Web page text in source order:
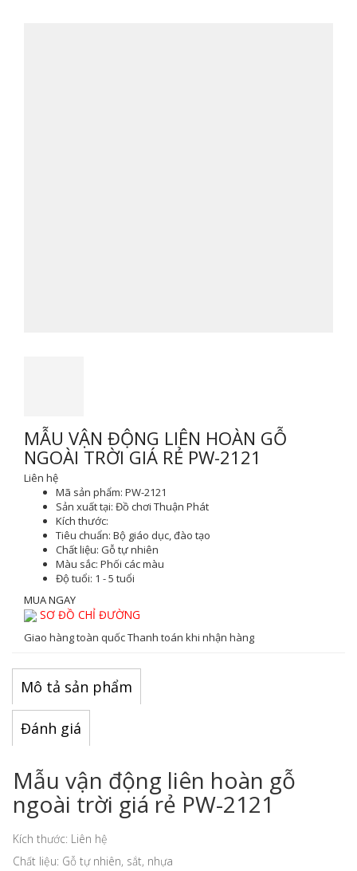
MẪU VẬN ĐỘNG LIÊN HOÀN GỖ
NGOÀI TRỜI GIÁ RẺ PW-2121
Liên hệ
Mã sản phẩm: PW-2121
Sản xuất tại: Đồ chơi Thuận Phát
Kích thước:
Tiêu chuẩn: Bộ giáo dục, đào tạo
Chất liệu: Gỗ tự nhiên
Màu sắc: Phối các màu
Độ tuổi: 1 - 5 tuổi
MUA NGAY
SƠ ĐỒ CHỈ ĐƯỜNG
Giao hàng toàn quốcThanh toán khi nhận hàng
Mô tả sản phẩm
Đánh giá
Mẫu vận động liên hoàn gỗ
ngoài trời giá rẻ PW-2121
Kích thước: Liên hệ
Chất liệu: Gỗ tự nhiên, sắt, nhựa